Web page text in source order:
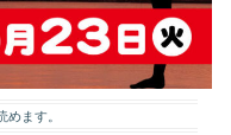
めます。